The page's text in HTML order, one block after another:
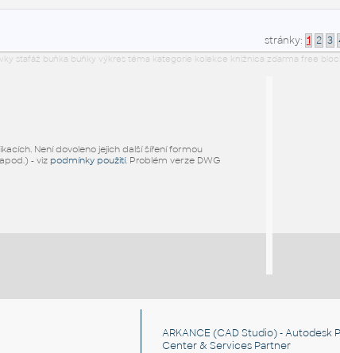
stránky: 1 2 3
stafáž buňka buňky výkres téma kategorie kolekce knižnica zdarma free
Není dovoleno jejich další šíření formou
- viz podmínky použití. Problém verze DWG
ARKANCE (CAD Studio) - Autodesk
Center & Services Partner